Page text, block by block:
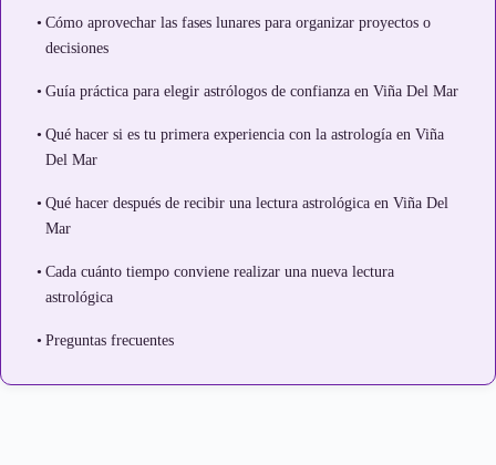
Cómo aprovechar las fases lunares para organizar proyectos o
decisiones
Guía práctica para elegir astrólogos de confianza en Viña Del Mar
Qué hacer si es tu primera experiencia con la astrología en Viña
Del Mar
Qué hacer después de recibir una lectura astrológica en Viña Del
Mar
Cada cuánto tiempo conviene realizar una nueva lectura
astrológica
Preguntas frecuentes